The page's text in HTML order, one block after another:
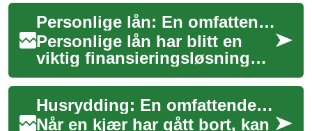
Personlige lån: En omfattende guide for norske låntakere
Personlige lån har blitt en
viktig finansieringsløsning
for mange nordmenn som
trenger ekstra kapital til større
utgi...
Husrydding: En omfattende guide til å håndtere eiendeler etter et dødsfall
Når en kjær har gått bort, kan